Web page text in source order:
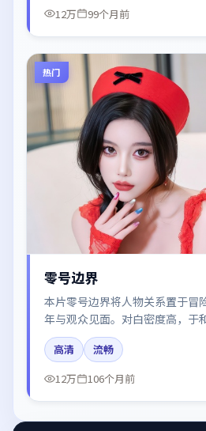
12万
99个月前
热门
零号边界
本片零号边界将人物关系置于冒
年与观众见面。对白密度高，于
咏梅、河正宇的台词节奏值得关
市与冷色调摄影。
高清
流畅
12万
106个月前